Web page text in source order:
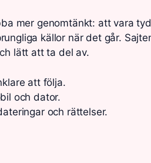
mer genomtänkt: att vara
källor när det går.
lätt att ta del av.
att följa.
och dator.
och rättelser.